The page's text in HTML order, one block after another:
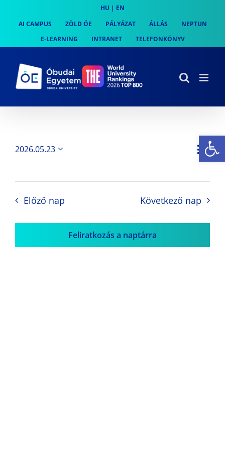
content
HU | EN
AI CAMPUS
ZÖLD ÓE PÁLYÁZAT ÁLLÁS
NEPTUN
E-LEARNING
INTRANET TELEFONKÖNYV
Nap
2026.05.23
Előző nap Következő nap
Feliratkozás a naptárra